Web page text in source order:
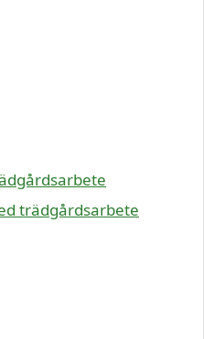
trädgårdsarbete